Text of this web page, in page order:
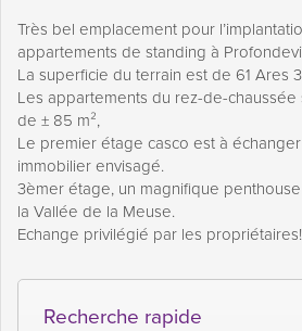
Très bel emplacement pour
appartements de standing à
La superficie du terrain est de 61 Ares
Les appartements du rez-de-chaussée
de ± 85 m²,
Le premier étage casco est à
immobilier envisagé.
3èmer étage, un magnifique
la Vallée de la Meuse.
Echange privilégié par les propriétaires!
Recherche rapide